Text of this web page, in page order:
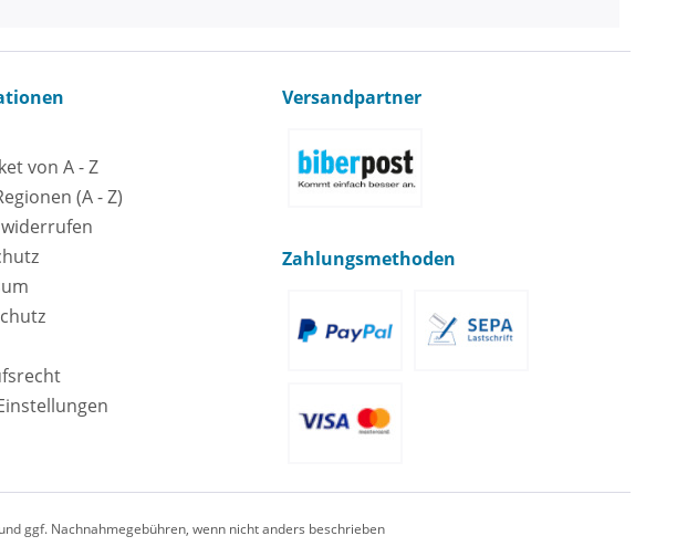
von A - Z
(A - Z)
Versandpartner
Zahlungsmethoden
und ggf. Nachnahmegebühren, wenn nicht anders beschrieben